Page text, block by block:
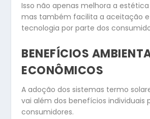
Isso não apenas melhora a
mas também facilita a aceitação
tecnologia por parte dos
BENEFÍCIOS
ECONÔMICOS
A adoção dos sistemas termo
vai além dos benefícios individuais
consumidores.